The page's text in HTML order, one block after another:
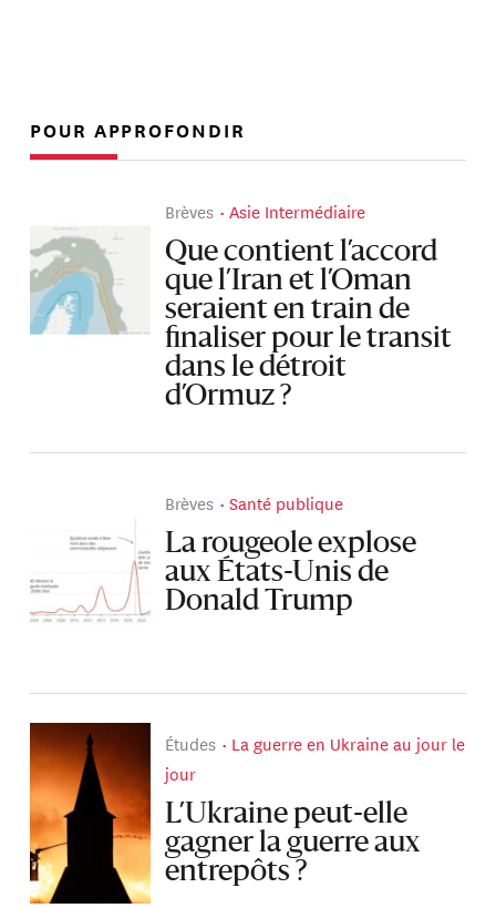
POUR APPROFONDIR
Brèves Asie Intermédiaire
Que contient l’accord
que l’Iran et l’Oman
seraient en train de
finaliser pour le transit
dans le détroit
d’Ormuz ?
Brèves Santé publique
La rougeole explose
aux États-Unis de
Donald Trump
Études
La guerre en Ukraine au jour le
jour
L’Ukraine peut-elle
gagner la guerre aux
entrepôts ?